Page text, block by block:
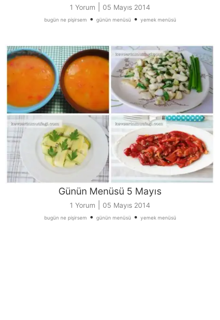
1 Yorum 05 Mayıs 2014
bugün ne pişirsem • günün menüsü • yemek menüsü
Günün Menüsü 5 Mayıs
1 Yorum 05 Mayıs 2014
bugün ne pişirsem • günün menüsü • yemek menüsü